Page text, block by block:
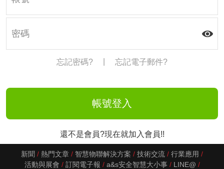
忘記密碼? 忘記電子郵件?
還不是會員?現在就加入會員!!
新聞 熱門文章 智慧物聯解決方案 技術交流
行業應用
活動與展會
訂閱電子報 a&s安全智慧大小事
LINE@